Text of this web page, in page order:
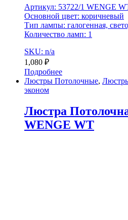
Артикул: 53722/1 WENGE
Основной цвет: коричневый
Тип лампы: галогенная,
Количество ламп: 1
SKU: n/a
1,080 ₽
Подробнее
Люстры Потолочные,
эконом
Люстра
WENGE WT